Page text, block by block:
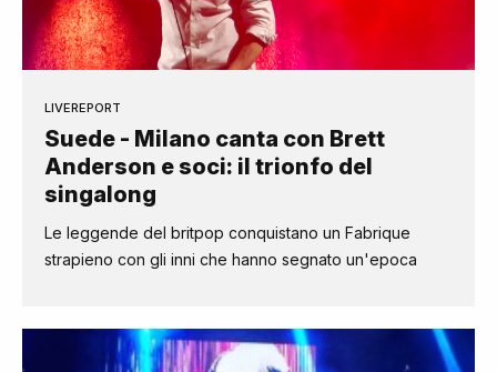
LIVEREPORT
Suede - Milano canta con Brett
Anderson e soci: il trionfo del
singalong
Le leggende del britpop conquistano un Fabrique
strapieno con gli inni che hanno segnato un'epoca